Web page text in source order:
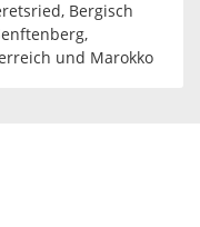
Bergisch
und Marokko